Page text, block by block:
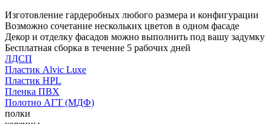
Изготовление гардеробных любого размера и конфигурации
Возможно сочетание нескольких цветов в одном фасаде
Декор и отделку фасадов можно выполнить под вашу задумку
Бесплатная сборка в течение 5 рабочих дней
ЛДСП
Пластик Alvic Luxe
Пластик HPL
Пленка ПВХ
Полотно АГТ (МДФ)
полки